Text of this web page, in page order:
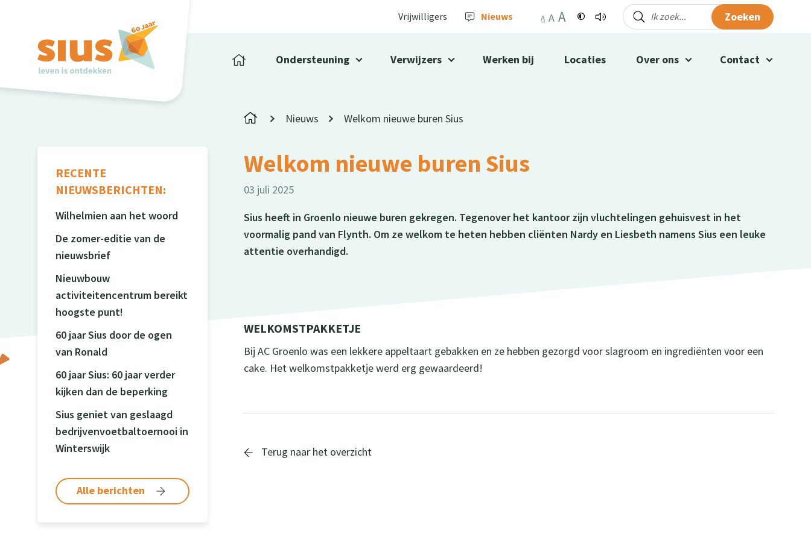
Vrijwilligers Nieuws A A A Zoeken
Ondersteuning Verwijzers Werken bij Locaties Over ons Contact
RECENTE
NIEUWSBERICHTEN:
Wilhelmien aan het woord
De zomer-editie van de
nieuwsbrief
Nieuwbouw
activiteitencentrum bereikt
hoogste punt!
60 jaar Sius door de ogen
van Ronald
60 jaar Sius: 60 jaar verder
kijken dan de beperking
Sius geniet van geslaagd
bedrijvenvoetbaltoernooi in
Winterswijk
Alle berichten
Nieuws Welkom nieuwe buren Sius
Welkom nieuwe buren Sius
03 juli 2025
Sius heeft in Groenlo nieuwe buren gekregen. Tegenover het kantoor zijn vluchtelingen gehuisvest in het
voormalig pand van Flynth. Om ze welkom te heten hebben cliënten Nardy en Liesbeth namens Sius een leuke
attentie overhandigd.
WELKOMSTPAKKETJE
Bij AC Groenlo was een lekkere appeltaart gebakken en ze hebben gezorgd voor slagroom en ingrediënten voor een
cake. Het welkomstpakketje werd erg gewaardeerd!
Terug naar het overzicht